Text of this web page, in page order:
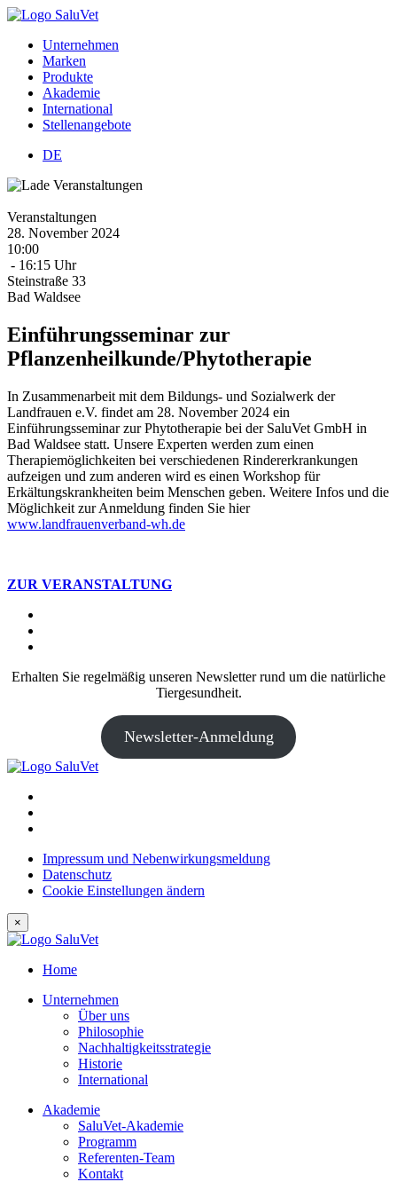
Unternehmen
Marken
Produkte
Akademie
International
Stellenangebote
DE
Veranstaltungen
28. November 2024
10:00
- 16:15 Uhr
Steinstraße 33
Bad Waldsee
Einführungsseminar zur
Pflanzenheilkunde/Phytotherapie
In Zusammenarbeit mit dem Bildungs- und Sozialwerk der
Landfrauen e.V. findet am 28. November 2024 ein
Einführungsseminar zur Phytotherapie bei der SaluVet GmbH in
Bad Waldsee statt. Unsere Experten werden zum einen
Therapiemöglichkeiten bei verschiedenen Rindererkrankungen
aufzeigen und zum anderen wird es einen Workshop für
Erkältungskrankheiten beim Menschen geben. Weitere Infos und die
Möglichkeit zur Anmeldung finden Sie hier
www.landfrauenverband-wh.de
ZUR VERANSTALTUNG
Erhalten Sie regelmäßig unseren Newsletter rund um die natürliche
Tiergesundheit.
Newsletter-Anmeldung
Impressum und Nebenwirkungsmeldung
Datenschutz
Cookie Einstellungen ändern
×
Home
Unternehmen
Über uns
Philosophie
Nachhaltigkeitsstrategie
Historie
International
Akademie
SaluVet-Akademie
Programm
Referenten-Team
Kontakt